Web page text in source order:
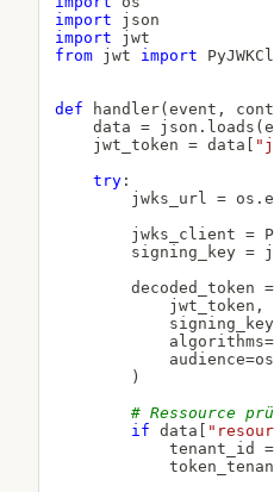
import
import
from jwt import
def handler( event ,
    data
= json . loads (
    jwt_token
= data
try:
        jwks_url
= os .
        jwks_client
=
        signing_key
=
        decoded_token
=
            jwt_token
,
            signing_key
            algorithms
=[
            audience
=os
)
# Ressource
if data
            tenant_id
=